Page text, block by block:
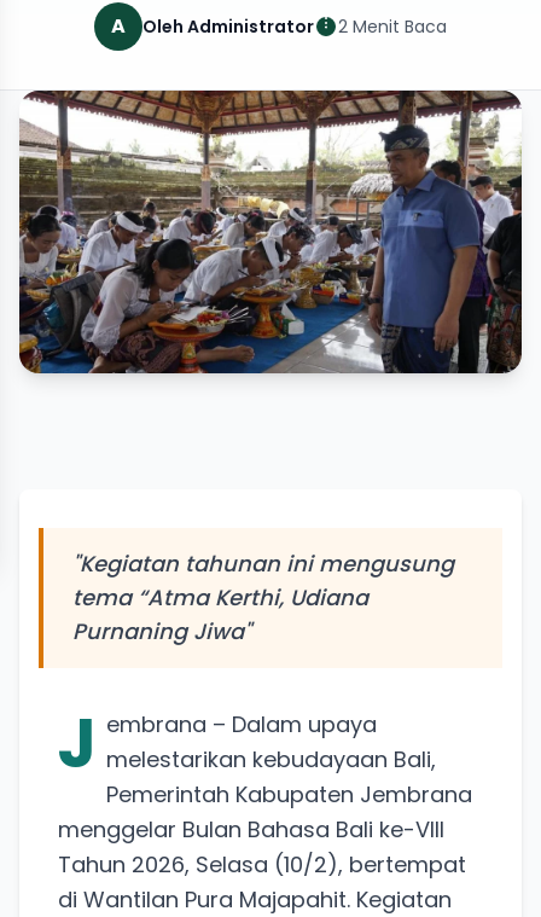
A Oleh Administrator 2 Menit Baca
"Kegiatan tahunan ini mengusung
tema “Atma Kerthi, Udiana
Purnaning Jiwa"
J embrana – Dalam upaya
melestarikan kebudayaan Bali,
Pemerintah Kabupaten Jembrana
menggelar Bulan Bahasa Bali ke-VIII
Tahun 2026, Selasa (10/2), bertempat
di Wantilan Pura Majapahit. Kegiatan